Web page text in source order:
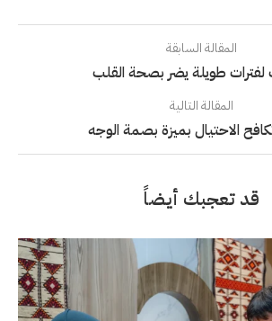
المقالة السابقة
لفترات طويلة يضر بصحة القلب
المقالة التالية
الاحتيال بميزة بصمة الوجه
قد تعجبك أيضاً